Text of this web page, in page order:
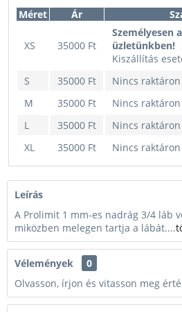
Méret Ár
XS 35000 Ft
Személyesen
üzletünkben!
Kiszállítás
S
35000 Ft
Nincs raktáron
M
35000 Ft
Nincs raktáron
L
35000 Ft
Nincs raktáron
XL
35000 Ft Nincs raktáron
Leírás
A Prolimit 1 mm-es nadrág 3/4 láb
miközben melegen tartja a lábát....
Vélemények
0
Olvasson, írjon és vitasson meg